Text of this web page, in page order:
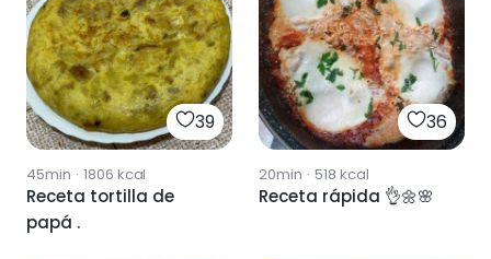
39
45min · 1806 kcal
Receta tortilla de
papá .
36
20min · 518 kcal
Receta rápida 👌🌼🌸